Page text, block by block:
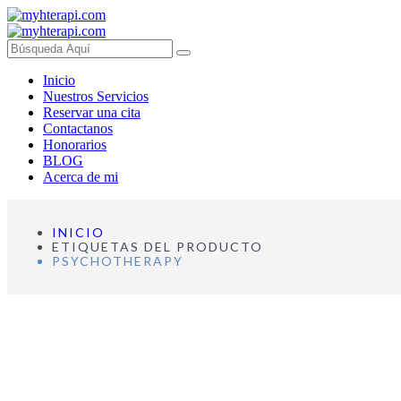
Inicio
Nuestros Servicios
Reservar una cita
Contactanos
Honorarios
BLOG
Acerca de mi
INICIO
ETIQUETAS DEL PRODUCTO
PSYCHOTHERAPY